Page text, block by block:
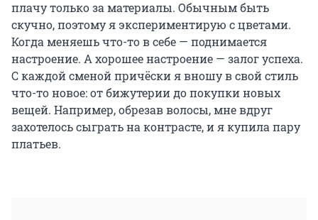
плачу только за материалы. Обычным быть
скучно, поэтому я экспериментирую с цветами.
Когда меняешь что-то в себе — поднимается
настроение. А хорошее настроение — залог успеха.
С каждой сменой причёски я вношу в свой стиль
что-то новое: от бижутерии до покупки новых
вещей. Например, обрезав волосы, мне вдруг
захотелось сыграть на контрасте, и я купила пару
платьев.